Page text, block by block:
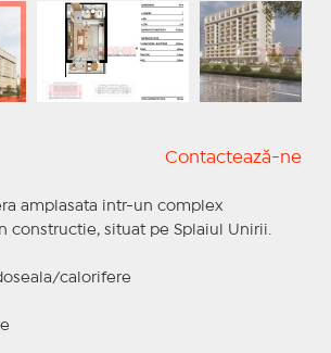
Contactează-ne
amplasata intr-un complex
constructie, situat pe Splaiul Unirii.
calorifere